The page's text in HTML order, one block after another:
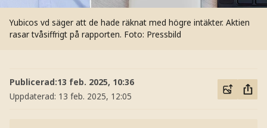
Yubicos vd säger att de hade räknat med högre intäkter. Aktien
rasar tvåsiffrigt på rapporten. Foto: Pressbild
Publicerad:13 feb. 2025, 10:36
Uppdaterad: 13 feb. 2025, 12:05